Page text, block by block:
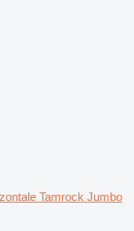
Tamrock Jumbo